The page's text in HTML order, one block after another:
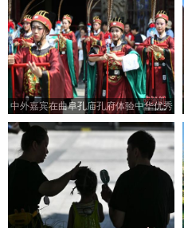
中外嘉宾在曲阜孔庙孔府体验中华优秀
传统文化